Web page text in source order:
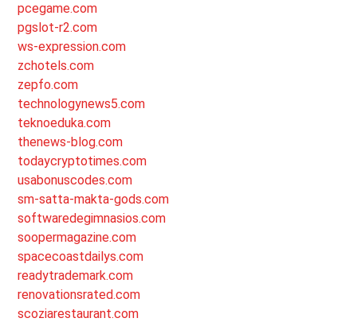
pcegame.com
pgslot-r2.com
ws-expression.com
zchotels.com
zepfo.com
technologynews5.com
teknoeduka.com
thenews-blog.com
todaycryptotimes.com
usabonuscodes.com
sm-satta-makta-gods.com
softwaredegimnasios.com
soopermagazine.com
spacecoastdailys.com
readytrademark.com
renovationsrated.com
scoziarestaurant.com